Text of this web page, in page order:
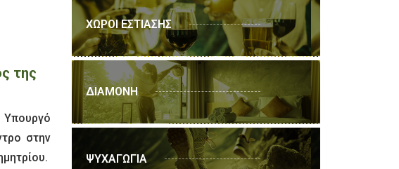
της
Υπουργό
στην
ΧΩΡΟΙ ΕΣΤΙΑΣΗΣ
ΔΙΑΜΟΝΗ
ΨΥΧΑΓΩΓΙΑ